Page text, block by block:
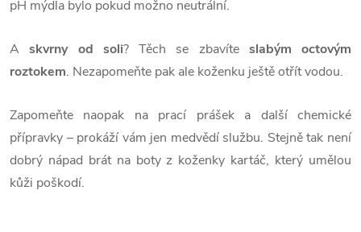
pH mýdla bylo pokud možno neutrální.
Askvrny od soli? Těch se zbavíte slabým octovým
roztokem. Nezapomeňte pak ale koženku ještě otřít vodou.
Zapomeňte naopak na prací prášek a další chemické
přípravky – prokáží vám jen medvědí službu. Stejně tak není
dobrý nápad brát na boty z koženky kartáč, který umělou
kůži poškodí.